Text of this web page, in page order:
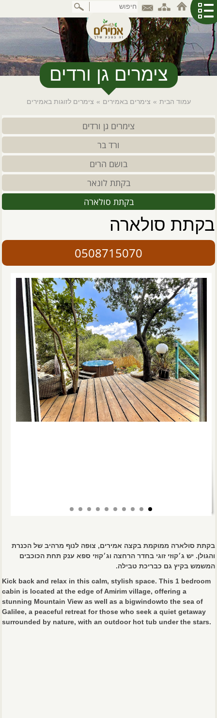
לתוכן
המרכזי
צימרים גן ורדים
עמוד הבית » צימרים באמירים » צימרים לזוגות באמירים
צימרים גן ורדים
ורד בר
בושם הרים
בקתת לונאר
בקתת סולארה
בקתת סולארה
0508715070
בקתת סולארה ממוקמת בקצה אמירים, צופה לנוף מרהיב של הכנרת
והגולן. יש ג׳קוזי זוגי בחדר הרחצה וג׳קוזי ספא ענק תחת הכוכבים
המשמש בקיץ גם כבריכת טבילה.
Kick back and relax in this calm, stylish space. This 1 bedroom
cabin is located at the edge of Amirim village, offering a
stunning Mountain View as well as a bigwindowto the sea of
Galilee, a peaceful retreat for those who seek a quiet getaway
surrounded by nature, with an outdoor hot tub under the stars.